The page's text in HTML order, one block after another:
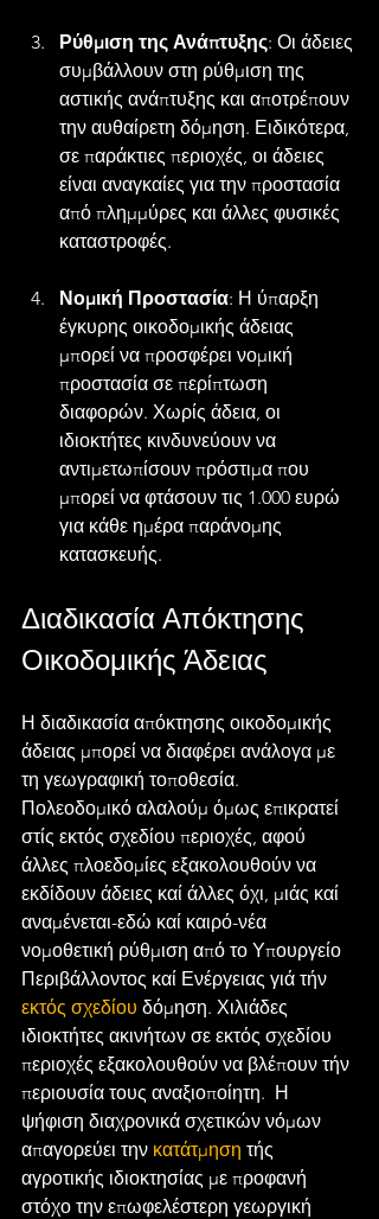
Ρύθμιση της Ανάπτυξης: Οι άδειες
συμβάλλουν στη ρύθμιση της
αστικής ανάπτυξης και αποτρέπουν
την αυθαίρετη δόμηση. Ειδικότερα,
σε παράκτιες περιοχές, οι άδειες
είναι αναγκαίες για την προστασία
από πλημμύρες και άλλες φυσικές
καταστροφές.
Νομική Προστασία: Η ύπαρξη
έγκυρης οικοδομικής άδειας
μπορεί να προσφέρει νομική
προστασία σε περίπτωση
διαφορών. Χωρίς άδεια, οι
ιδιοκτήτες κινδυνεύουν να
αντιμετωπίσουν πρόστιμα που
μπορεί να φτάσουν τις 1.000 ευρώ
για κάθε ημέρα παράνομης
κατασκευής.
Διαδικασία Απόκτησης
Οικοδομικής Άδειας
Η διαδικασία απόκτησης οικοδομικής
άδειας μπορεί να διαφέρει ανάλογα με
τη γεωγραφική τοποθεσία.
Πολεοδομικό αλαλούμ όμως επικρατεί
στίς εκτός σχεδίου περιοχές, αφού
άλλες πλοεδομίες εξακολουθούν να
εκδίδουν άδειες καί άλλες όχι, μιάς καί
αναμένεται-εδώ καί καιρό-νέα
νομοθετική ρύθμιση από το Υπουργείο
Περιβάλλοντος καί Ενέργειας γιά τήν
εκτός σχεδίου δόμηση. Χιλιάδες
ιδιοκτήτες ακινήτων σε εκτός σχεδίου
περιοχές εξακολουθούν να βλέπουν τήν
περιουσία τους αναξιοποίητη.  Η
ψήφιση διαχρονικά σχετικών νόμων
απαγορεύει την κατάτμηση τής
αγροτικής ιδιοκτησίας με προφανή
στόχο την επωφελέστερη γεωργική